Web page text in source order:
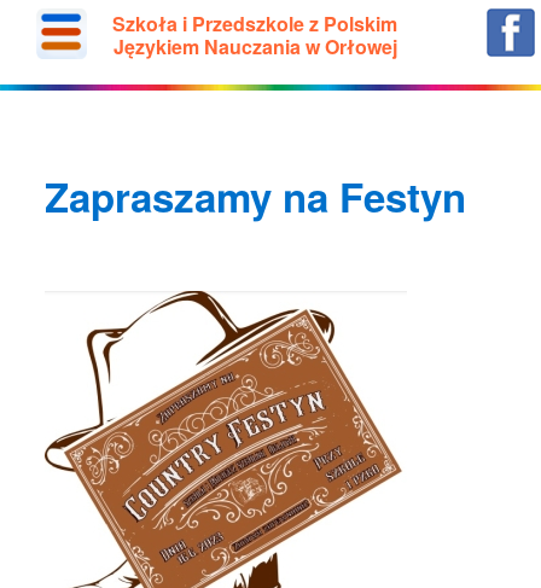
Szkoła i Przedszkole z Polskim
Językiem Nauczania w Orłowej
Zapraszamy na Festyn